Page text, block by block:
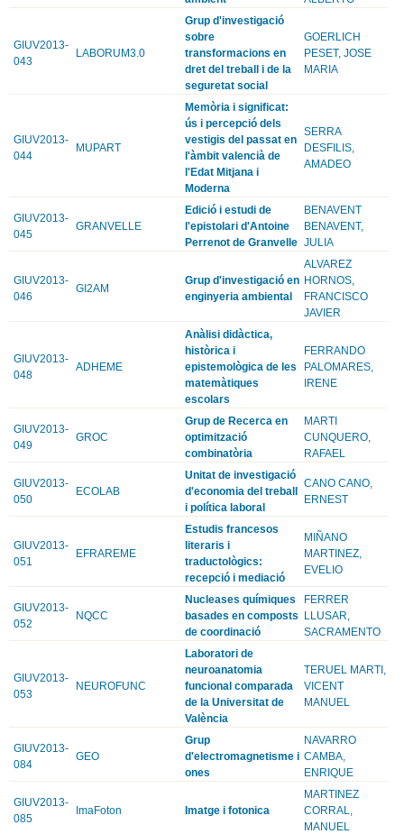
GIUV2013-
043
LABORUM3.0
Grup d'investigació
sobre
transformacions en
dret del treball i de la
seguretat social
GOERLICH
PESET, JOSE
MARIA
GIUV2013-
044
MUPART
Memòria i significat:
ús i percepció dels
vestigis del passat en
l'àmbit valencià de
l'Edat Mitjana i
Moderna
SERRA
DESFILIS,
AMADEO
GIUV2013-
045
GRANVELLE
Edició i estudi de
l'epistolari d'Antoine
Perrenot de Granvelle
BENAVENT
BENAVENT,
JULIA
GIUV2013-
046
GI2AM
Grup d'investigació en
enginyeria ambiental
ALVAREZ
HORNOS,
FRANCISCO
JAVIER
GIUV2013-
048
ADHEME
Anàlisi didàctica,
històrica i
epistemològica de les
matemàtiques
escolars
FERRANDO
PALOMARES,
IRENE
GIUV2013-
049
GROC
Grup de Recerca en
optimització
combinatòria
MARTI
CUNQUERO,
RAFAEL
GIUV2013-
050
ECOLAB
Unitat de investigació
d'economia del treball
i política laboral
CANO CANO,
ERNEST
GIUV2013-
051
EFRAREME
Estudis francesos
literaris i
traductològics:
recepció i mediació
MIÑANO
MARTINEZ,
EVELIO
GIUV2013-
052
NQCC
Nucleases químiques
basades en composts
de coordinació
FERRER
LLUSAR,
SACRAMENTO
GIUV2013-
053
NEUROFUNC
Laboratori de
neuroanatomia
funcional comparada
de la Universitat de
València
TERUEL MARTI,
VICENT
MANUEL
GIUV2013-
084
GEO
Grup
d'electromagnetisme i
ones
NAVARRO
CAMBA,
ENRIQUE
GIUV2013-
085
ImaFoton Imatge i fotonica
MARTINEZ
CORRAL,
MANUEL